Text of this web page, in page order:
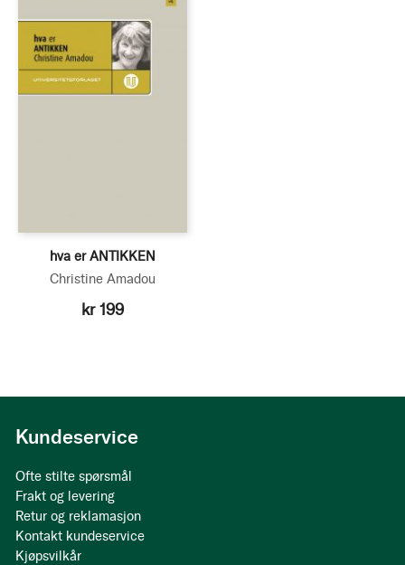
hva er ANTIKKEN
Christine Amadou
kr 199
Kundeservice
Ofte stilte spørsmål
Frakt og levering
Retur og reklamasjon
Kontakt kundeservice
Kjøpsvilkår